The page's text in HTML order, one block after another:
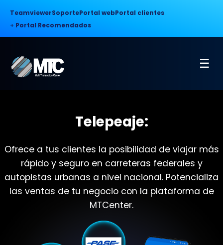
TeamviewerSoportePortal webPortal clientes
+ Portal Recomendados
☰
Telepeaje:
Ofrece a tus clientes la posibilidad de viajar más
rápido y seguro en carreteras federales y
autopistas urbanas a nivel nacional. Potencializa
las ventas de tu negocio con la plataforma de
MTCenter.